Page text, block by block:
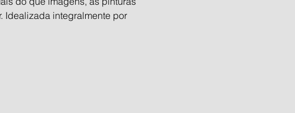
Idealizada integralmente por